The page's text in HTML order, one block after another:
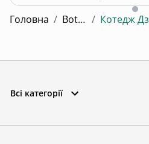
Головна / Botan /
Всі категорії